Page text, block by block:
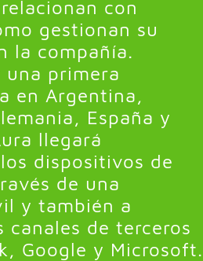
con
gestionan su
la compañía.
primera
en Argentina,
España y
llegará
dispositivos de
de una
y también a
canales de terceros
Google y Microsoft.